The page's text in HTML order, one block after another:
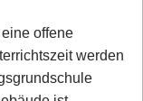
offene
werden